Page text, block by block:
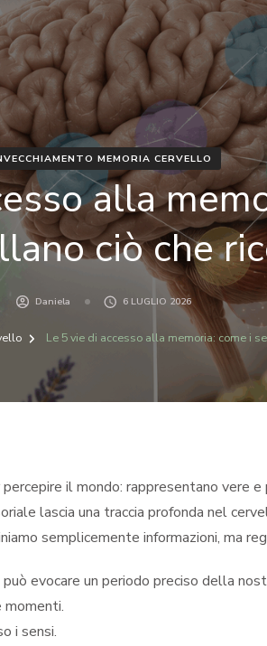
MEMORIA CERVELLO
alla
ciò che
Daniela 6 LUGLIO 2026
Le 5 vie di accesso alla memoria: come i
il mondo: rappresentano vere e
lascia una traccia profonda nel
semplicemente informazioni, ma
evocare un periodo preciso della
momenti.
i sensi.